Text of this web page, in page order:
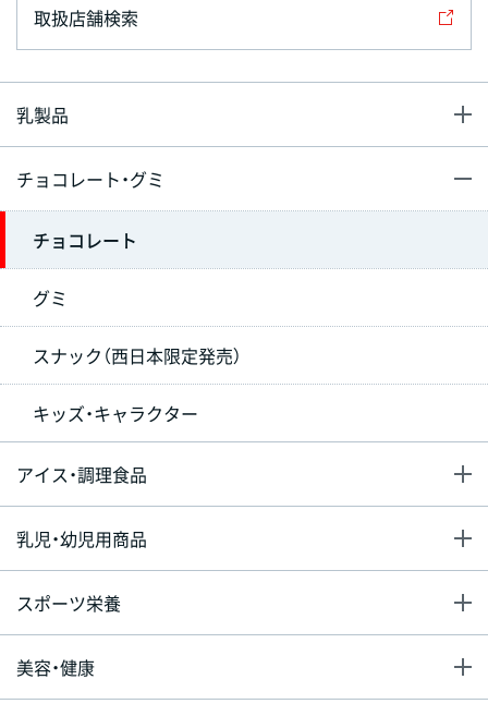
取扱店舗検索
乳製品
チョコレート・グミ
チョコレート
グミ
スナック（西日本限定発売）
キッズ・キャラクター
アイス・調理食品
乳児・幼児用商品
スポーツ栄養
美容・健康